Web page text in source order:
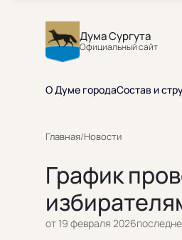
Дума Сургута
Официальный сайт
О Думе городаСостав и
Главная/Новости
График
от 19 февраля 2026